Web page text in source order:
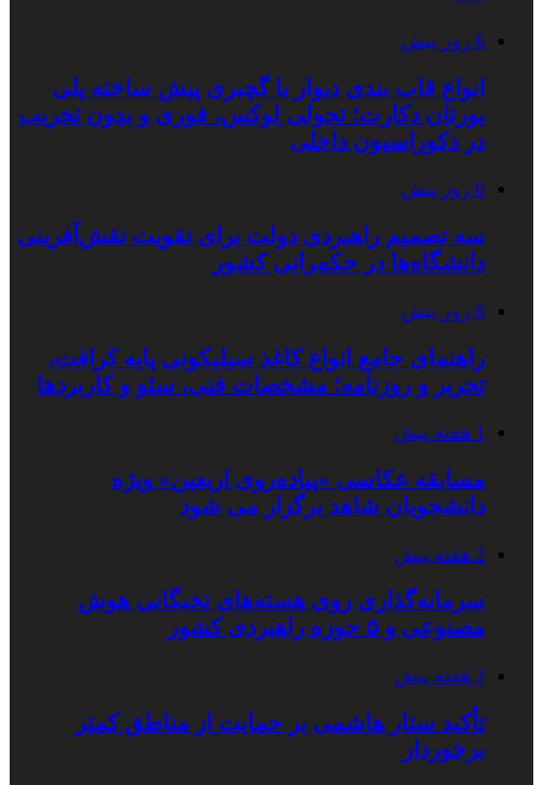
6 روز پیش
انواع قاب بندی دیوار با گچبری پیش ساخته پلی
یورتان دکارت؛ تحولی لوکس، فوری و بدون تخریب
در دکوراسیون داخلی
6 روز پیش
سه تصمیم راهبردی دولت برای تقویت نقش‌آفرینی
دانشگاه‌ها در حکمرانی کشور
6 روز پیش
راهنمای جامع انواع کاغذ سیلیکونی پایه کرافت،
تحریر و روزنامه؛ مشخصات فنی، سئو و کاربردها
1 هفته پیش
مسابقه عکاسی «پیاده‌روی اربعین» ویژه
دانشجویان شاهد برگزار می شود
2 هفته پیش
سرمایه‌گذاری روی هسته‌های نخبگانی هوش
مصنوعی و ۵ حوزه راهبردی کشور
2 هفته پیش
تأکید ستار هاشمی بر حمایت از مناطق کمتر
برخوردار